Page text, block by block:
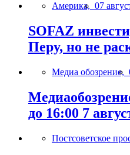
Америка, 07
SOFAZ
Перу, но не
Медиа обозрение,
до 16:00 7
Постсоветское